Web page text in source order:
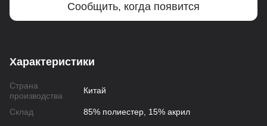
Сообщить, когда появится
Характеристики
Страна
производства
Китай
Склад 85% полиестер, 15% акрил